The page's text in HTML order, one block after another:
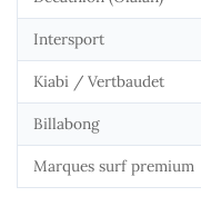
Intersport
Kiabi / Vertbaudet
Billabong
Marques surf premium